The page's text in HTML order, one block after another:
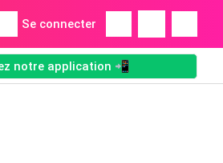
Se connecter
notre application 📲